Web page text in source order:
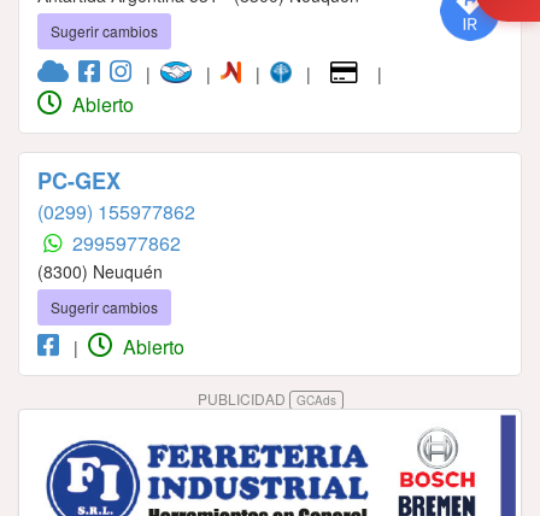
Sugerir cambios
| | | | |
Abierto
PC-GEX
(0299) 155977862
2995977862
(8300) Neuquén
Sugerir cambios
| Abierto
PUBLICIDAD GCAds